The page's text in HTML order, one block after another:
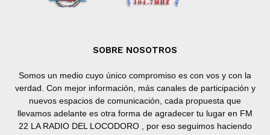
SOBRE NOSOTROS
Somos un medio cuyo único compromiso es con vos y con la
verdad. Con mejor información, más canales de participación y
nuevos espacios de comunicación, cada propuesta que
llevamos adelante es otra forma de agradecer tu lugar en FM
22 LA RADIO DEL LOCODORO , por eso seguimos haciendo